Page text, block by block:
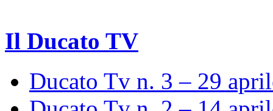
Il Ducato TV
Ducato Tv n. 3 – 29